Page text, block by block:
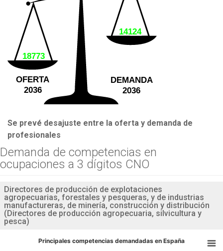
18773
14124
OFERTA
2036
DEMANDA
2036
Se prevé desajuste entre la oferta y demanda de
profesionales
Demanda de competencias en
ocupaciones a 3 dígitos CNO
Directores de producción de explotaciones
agropecuarias, forestales y pesqueras, y de industrias
manufactureras, de minería, construcción y distribución
(Directores de producción agropecuaria, silvicultura y
pesca)
Principales competencias demandadas en España